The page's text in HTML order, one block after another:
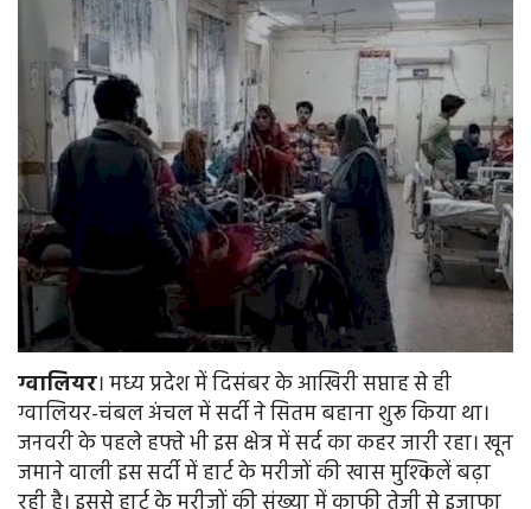
Home
ग्वालियर। मध्य प्रदेश में दिसंबर के आखिरी सप्ताह से ही
ग्वालियर-चंबल अंचल में सर्दी ने सितम बहाना शुरू किया था।
जनवरी के पहले हफ्ते भी इस क्षेत्र में सर्द का कहर जारी रहा। खून
जमाने वाली इस सर्दी में हार्ट के मरीजों की खास मुश्किलें बढ़ा